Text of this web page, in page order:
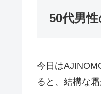
50代男
今日は
ると、結構な